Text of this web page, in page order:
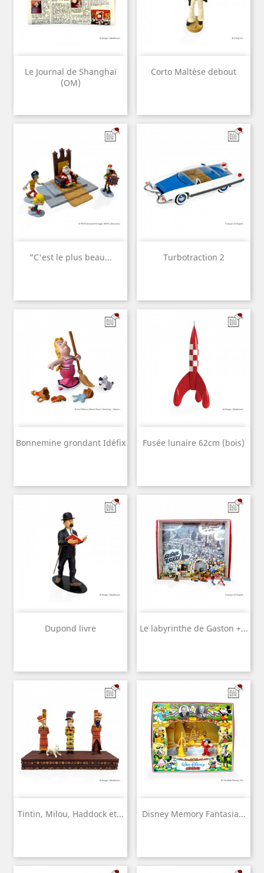
Le Journal de Shanghaï
(OM)
Corto Maltèse debout
"C'est le plus beau... Turbotraction 2
Bonnemine grondant Idéfix Fusée lunaire 62cm (bois)
Dupond livre Le labyrinthe de Gaston +...
Tintin, Milou, Haddock et... Disney Memory Fantasia...